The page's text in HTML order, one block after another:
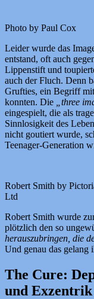
Photo by Paul Cox
Leider wurde das
entstand, oft auch
Lippenstift und
auch der Fluch. Denn
Grufties, ein Begriff
konnten. Die
„three
eingespielt, die als
Sinnlosigkeit des
nicht goutiert wurde,
Teenager-Generation
Robert Smith by
Ltd
Robert Smith wurde
plötzlich den so
herauszubringen, die
Und genau das gelang
The Cure:
und Exzentrik